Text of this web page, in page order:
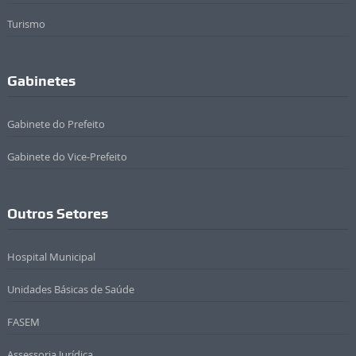
Turismo
Gabinetes
Gabinete do Prefeito
Gabinete do Vice-Prefeito
Outros Setores
Hospital Municipal
Unidades Básicas de Saúde
FASEM